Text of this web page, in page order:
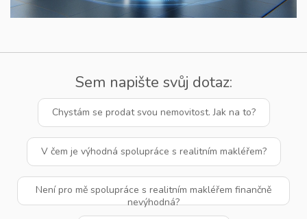
Sem napište svůj dotaz:
Chystám se prodat svou nemovitost. Jak na to?
V čem je výhodná spolupráce s realitním makléřem?
Není pro mě spolupráce s realitním makléřem finančně
nevýhodná?